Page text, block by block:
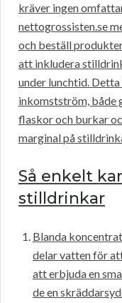
kräver ingen
nettogrossisten.se
och beställ
att inkludera
under lunchtid.
inkomstström, både
flaskor och burkar
marginal på
Så enkelt
stilldrinkar
Blanda
delar vatten för
att erbjuda en
de en